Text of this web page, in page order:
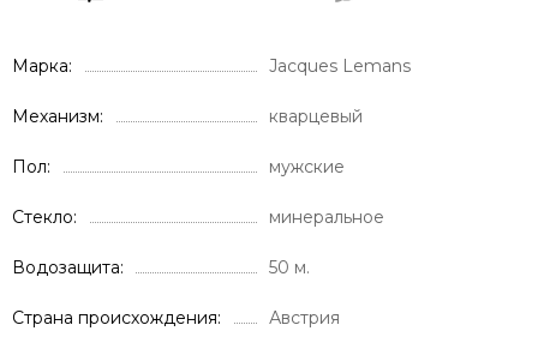
Марка Jacques Lemans
Механизм кварцевый
Пол мужские
Стекло минеральное
Водозащита 50 м.
Страна происхождения Австрия